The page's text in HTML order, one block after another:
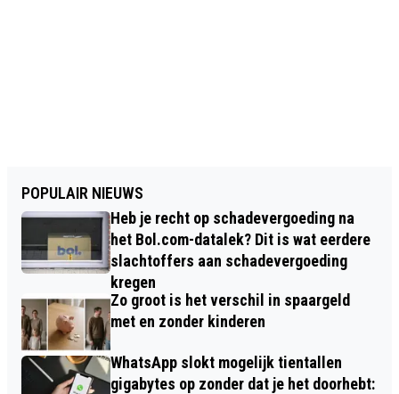
POPULAIR NIEUWS
Heb je recht op schadevergoeding na
het Bol.com-datalek? Dit is wat eerdere
slachtoffers aan schadevergoeding
kregen
Zo groot is het verschil in spaargeld
met en zonder kinderen
WhatsApp slokt mogelijk tientallen
gigabytes op zonder dat je het doorhebt: